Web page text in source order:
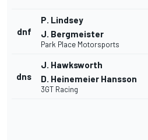
dnf
P. Lindsey
J. Bergmeister
Park Place Motorsports
dns
J. Hawksworth
D. Heinemeier Hansson
3GT Racing